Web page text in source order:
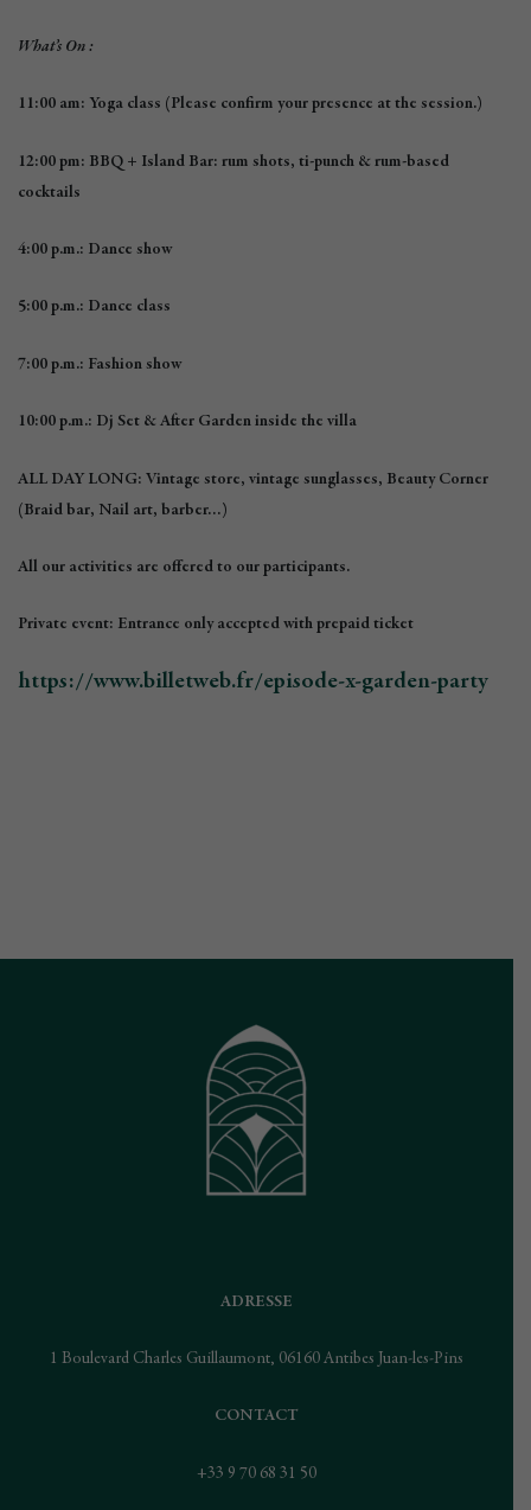
What’s On :
11:00 am: Yoga class (Please confirm your presence at the session.)
12:00 pm: BBQ + Island Bar: rum shots, ti-punch & rum-based
cocktails
4:00 p.m.: Dance show
5:00 p.m.: Dance class
7:00 p.m.: Fashion show
10:00 p.m.: Dj Set & After Garden inside the villa
ALL DAY LONG: Vintage store, vintage sunglasses, Beauty Corner
(Braid bar, Nail art, barber…)
All our activities are offered to our participants.
Private event: Entrance only accepted with prepaid ticket
https://www.billetweb.fr/episode-x-garden-party
ADRESSE
1 Boulevard Charles Guillaumont, 06160 Antibes Juan-les-Pins
CONTACT
+33 9 70 68 31 50